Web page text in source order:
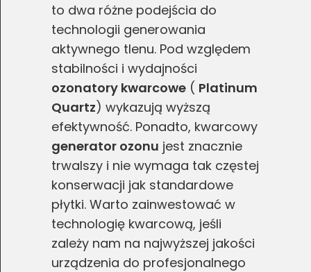
to dwa różne podejścia do
technologii generowania
aktywnego tlenu. Pod względem
stabilności i wydajności
ozonatory kwarcowe ( Platinum
Quartz) wykazują wyższą
efektywność. Ponadto, kwarcowy
generator ozonu jest znacznie
trwalszy i nie wymaga tak częstej
konserwacji jak standardowe
płytki. Warto zainwestować w
technologię kwarcową, jeśli
zależy nam na najwyższej jakości
urządzenia do profesjonalnego